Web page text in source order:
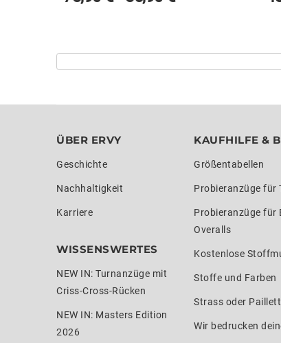
ÜBER ERVY
Geschichte
Nachhaltigkeit
Karriere
WISSENSWERTES
NEW IN: Turnanzüge mit
Criss-Cross-Rücken
NEW IN: Masters Edition
2026
KAUFHILFE &
Größentabellen
Probieranzüge für
Probieranzüge für
Overalls
Kostenlose
Stoffe und Farben
Strass oder
Wir bedrucken